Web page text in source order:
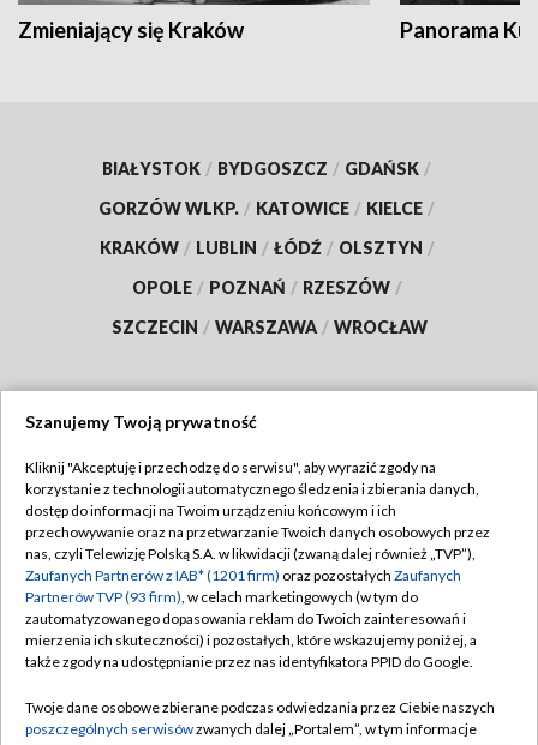
Zmieniający się Kraków Panorama
BIAŁYSTOK / BYDGOSZCZ / GDAŃSK /
GORZÓW WLKP. / KATOWICE / KIELCE /
KRAKÓW / LUBLIN / ŁÓDŹ / OLSZTYN /
OPOLE / POZNAŃ / RZESZÓW /
SZCZECIN / WARSZAWA / WROCŁAW
TVP
Abonament TVP
Emisja w TVP
Centrum informacji TVP
Naziemna Telewizja Cyfrowa
Rada Programowa
Regulamin TVP
Polityka prywatności
Moje zgody
Pomoc
Kontakt
Szanujemy Twoją prywatność
Kliknij "Akceptuję i przechodzę do serwisu", aby wyrazić zgody na
korzystanie z technologii automatycznego śledzenia i zbierania danych,
dostęp do informacji na Twoim urządzeniu końcowym i ich
przechowywanie oraz na przetwarzanie Twoich danych osobowych przez
nas, czyli Telewizję Polską S.A. w likwidacji (zwaną dalej również „TVP”),
Zaufanych Partnerów z IAB* (1201 firm) oraz pozostałych Zaufanych
Partnerów TVP (93 firm), w celach marketingowych (w tym do
zautomatyzowanego dopasowania reklam do Twoich zainteresowań i
mierzenia ich skuteczności) i pozostałych, które wskazujemy poniżej, a
także zgody na udostępnianie przez nas identyfikatora PPID do Google.
Twoje dane osobowe zbierane podczas odwiedzania przez Ciebie naszych
poszczególnych serwisówzwanych dalej „Portalem”, w tym informacje